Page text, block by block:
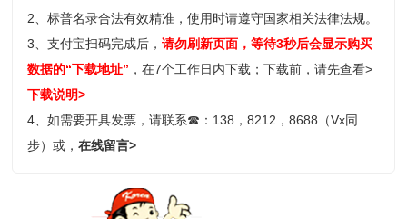
2、标普名录合法有效精准，使用时请遵守国家相关法律法规。
3、支付宝扫码完成后，请勿刷新页面，等待3秒后会显示购买
数据的“下载地址” ，在7个工作日内下载；下载前，请先查看>
下载说明>
4、如需要开具发票，请联系☎ ：138，8212，8688（Vx同
步）或，在线留言>